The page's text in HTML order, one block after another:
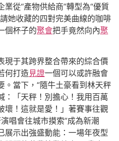
從“產物供給商”轉型為“優質
她收藏的四對完美曲線的咖啡
個杯子的聚會把手竟然向內聚
現于其跨界整合帶來的綜合價
何打造 見證一個可以或許融會
。當下，“隨牛土豪看到林天秤
：「天秤！別擔心！我用百萬
壞！這就是愛！」著賽事往觀
唱會往城市摸索”成為新潮
展示出強盛動能：一場年夜型